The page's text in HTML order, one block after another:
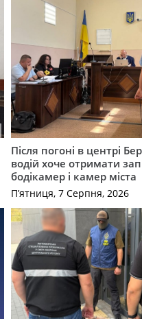
Після погоні в центрі
водій хоче отримати
бодікамер і камер міста
П’ятниця, 7 Серпня, 2026